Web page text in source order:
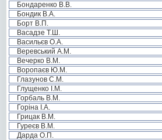
Бондаренко В.В.
Бондик В.А.
Борт В.П.
Васадзе Т.Ш.
Васильєв О.А.
Веревський А.М.
Вечерко В.М.
Воропаєв Ю.М.
Глазунов С.М.
Глущенко І.М.
Горбаль В.М.
Горіна І.А.
Грицак В.М.
Гуреєв В.М.
Дарда О.П.